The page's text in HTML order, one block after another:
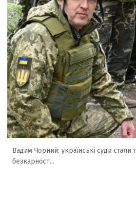
Вадим Чорний: українські суди
безкарност...